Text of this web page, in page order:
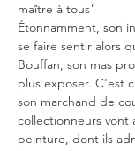
maître à tous"
Étonnamment, son
se faire sentir alors
Bouffan, son mas
plus exposer. C'est
son marchand de
collectionneurs vont
peinture, dont ils